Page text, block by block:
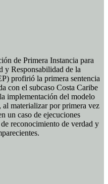
de Primera Instancia para
y Responsabilidad de la
profirió la primera sentencia
con el subcaso Costa Caribe
implementación del modelo
materializar por primera vez
un caso de ejecuciones
reconocimiento de verdad y